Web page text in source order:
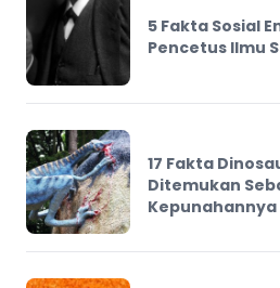
5 Fakta Sosial
Pencetus Ilmu
17 Fakta
Ditemukan
Kepunahannya